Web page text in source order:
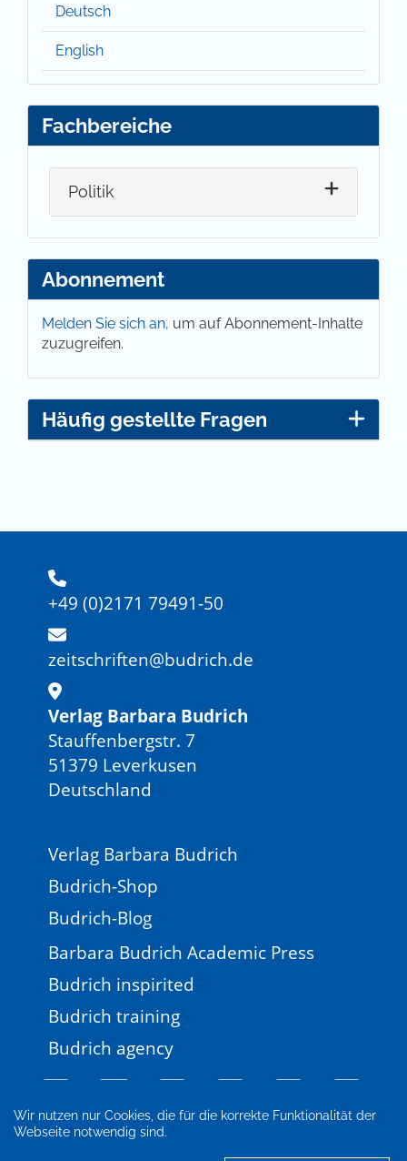
Wir nutzen nur Cookies, die für die korrekte Funktionalität der
Webseite notwendig sind.
Deutsch
English
Fachbereiche
Politik
Abonnement
Melden Sie sich an, um auf Abonnement-Inhalte
zuzugreifen.
Häufig gestellte Fragen
+49 (0)2171 79491-50
zeitschriften@budrich.de
Verlag Barbara Budrich
Stauffenbergstr. 7
51379 Leverkusen
Deutschland
Verlag Barbara Budrich
Budrich-Shop
Budrich-Blog
Barbara Budrich Academic Press
Budrich inspirited
Budrich training
Budrich agency
Impressum